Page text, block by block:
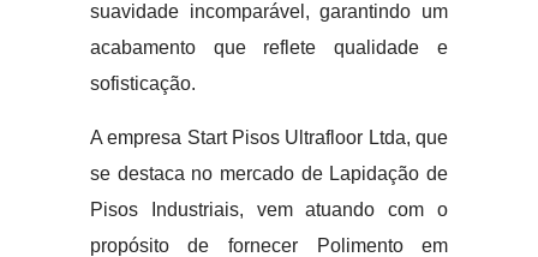
suavidade incomparável, garantindo um
acabamento que reflete qualidade e
sofisticação.
A empresa Start Pisos Ultrafloor Ltda, que
se destaca no mercado de Lapidação de
Pisos Industriais, vem atuando com o
propósito de fornecer Polimento em